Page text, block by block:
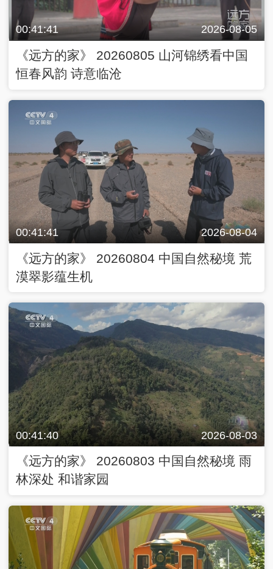
00:41:41 2026-08-05
《远方的家》 20260805 山河锦绣看中国
恒春风韵 诗意临沧
00:41:41 2026-08-04
《远方的家》 20260804 中国自然秘境 荒
漠翠影蕴生机
00:41:40 2026-08-03
《远方的家》 20260803 中国自然秘境 雨
林深处 和谐家园